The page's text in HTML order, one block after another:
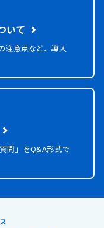
いて
注意点など、導入
問」をQ&A形式で